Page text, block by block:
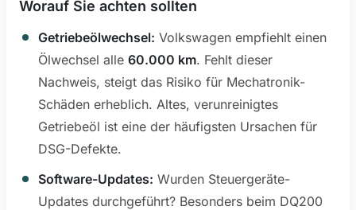
Worauf Sie achten sollten
Getriebeölwechsel: Volkswagen empfiehlt einen
Ölwechsel alle 60.000 km. Fehlt dieser
Nachweis, steigt das Risiko für Mechatronik-
Schäden erheblich. Altes, verunreinigtes
Getriebeöl ist eine der häufigsten Ursachen für
DSG-Defekte.
Software-Updates: Wurden Steuergeräte-
Updates durchgeführt? Besonders beim DQ200